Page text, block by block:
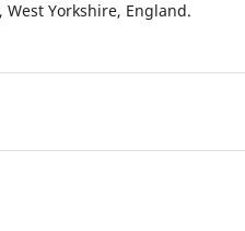
Yorkshire, England.